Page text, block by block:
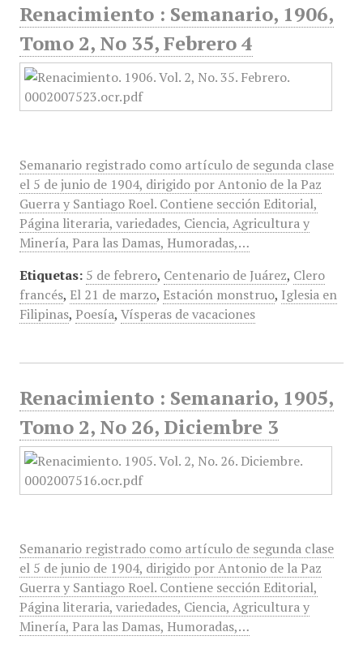
Renacimiento : Semanario, 1906,
Tomo 2, No 35, Febrero 4
Semanario registrado como artículo de segunda clase
el 5 de junio de 1904, dirigido por Antonio de la Paz
Guerra y Santiago Roel. Contiene sección Editorial,
Página literaria, variedades, Ciencia, Agricultura y
Minería, Para las Damas, Humoradas,…
Etiquetas: 5 de febrero, Centenario de Juárez, Clero
francés, El 21 de marzo, Estación monstruo, Iglesia en
Filipinas, Poesía, Vísperas de vacaciones
Renacimiento : Semanario, 1905,
Tomo 2, No 26, Diciembre 3
Semanario registrado como artículo de segunda clase
el 5 de junio de 1904, dirigido por Antonio de la Paz
Guerra y Santiago Roel. Contiene sección Editorial,
Página literaria, variedades, Ciencia, Agricultura y
Minería, Para las Damas, Humoradas,…